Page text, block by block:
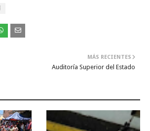
MÁS RECIENTES
Auditoría Superior del Estado